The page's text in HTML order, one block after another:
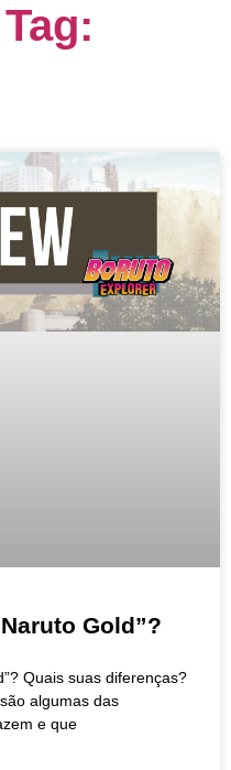
Gold”?
Quais suas diferenças?
algumas das
e que